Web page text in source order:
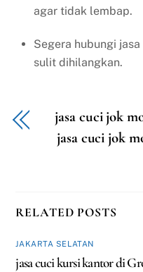
agar tidak lembap.
Segera hubungi
sulit dihilangkan.
jasa cuci jok
jasa cuci jok
RELATED POSTS
JAKARTA SELATAN
jasa cuci kursi kantor di